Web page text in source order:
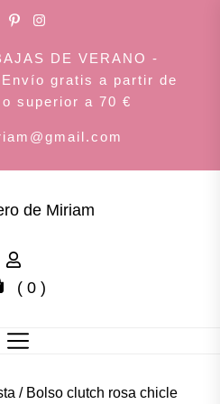
DE VERANO -
gratis a partir de
superior a 70 €
joyero
de
( 0 )
/ Bolso clutch rosa chicle